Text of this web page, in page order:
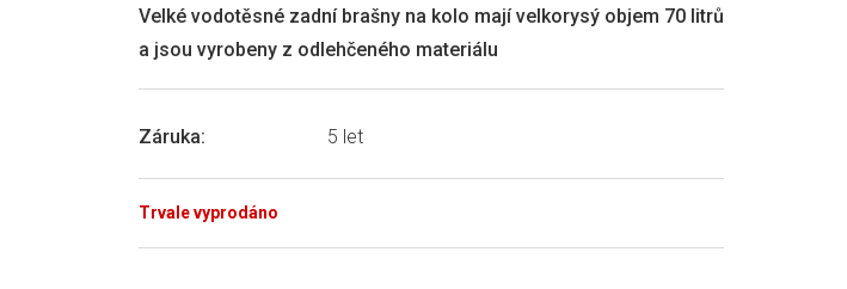
Trvale vyprodáno
Záruka: 5 let
Velké vodotěsné zadní brašny na kolo mají velkorysý objem 70 litrů
a jsou vyrobeny z odlehčeného materiálu
0,0
5